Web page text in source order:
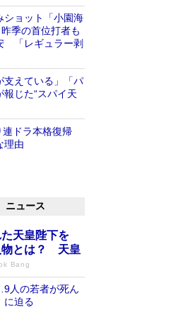
ショット「小園海
季の首位打者も
「レギュラー剥
支えている」「パ
じた“スパイ天
連ドラ本格復帰
理由
ニュース
天皇陛下を
物とは？ 天皇
Bang
人の若者が死ん
に迫る